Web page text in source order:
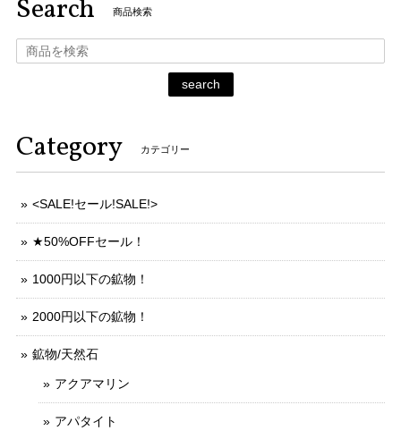
Search 商品検索
search
Category カテゴリー
<SALE!セール!SALE!>
★50%OFFセール！
1000円以下の鉱物！
2000円以下の鉱物！
鉱物/天然石
アクアマリン
アパタイト